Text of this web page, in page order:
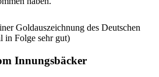
Goldauszeichnung des Deutschen
in Folge sehr gut)
Innungsbäcker